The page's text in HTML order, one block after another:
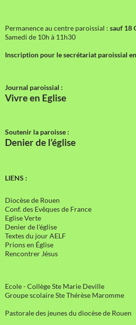
Permanence au centre paroissial : sauf 18
Samedi de 10h à 11h30
Inscription pour le secrétariat paroissial
Journal paroissial :
Vivre en Eglise
Soutenir la paroisse :
Denier de l’église
LIENS :
Diocèse de Rouen
Conf. des Evêques de France
Eglise Verte
Denier de l'église
Textes du jour AELF
Prions en Église
Rencontrer Jésus
Ecole - Collège Ste Marie Deville
Groupe scolaire Ste Thérèse Maromme
Pastorale des jeunes du diocèse de Rouen